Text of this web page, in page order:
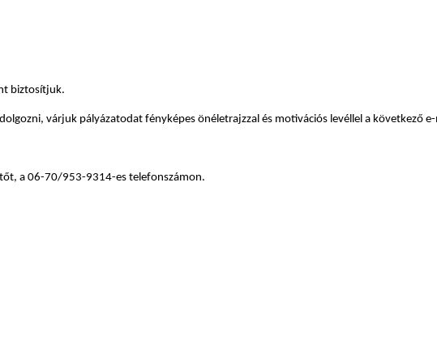
biztosítjuk.
várjuk pályázatodat fényképes önéletrajzzal és motivációs levéllel a következő
a 06-70/953-9314-es telefonszámon.